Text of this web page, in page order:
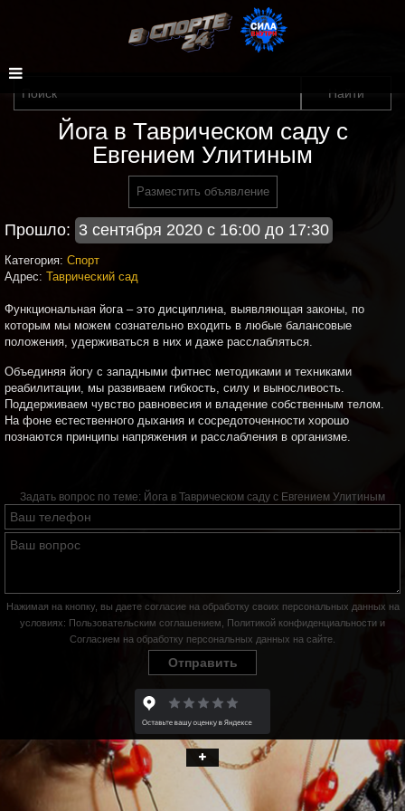
Йога в Таврическом саду с
Евгением Улитиным
Разместить объявление
Прошло: 3 сентября 2020 с 16:00 до 17:30
Категория: Спорт
Адрес: Таврический сад
Функциональная йога – это дисциплина, выявляющая законы, по
которым мы можем сознательно входить в любые балансовые
положения, удерживаться в них и даже расслабляться.
Объединяя йогу с западными фитнес методиками и техниками
реабилитации, мы развиваем гибкость, силу и выносливость.
Поддерживаем чувство равновесия и владение собственным телом.
На фоне естественного дыхания и сосредоточенности хорошо
познаются принципы напряжения и расслабления в организме.
Задать вопрос по теме: Йога в Таврическом саду с Евгением Улитиным
Нажимая на кнопку, вы даете согласие на обработку своих персональных данных на
условиях: Пользовательским соглашением Политикой конфиденциальности и
Согласием на обработку персональных данных на сайте
Отправить